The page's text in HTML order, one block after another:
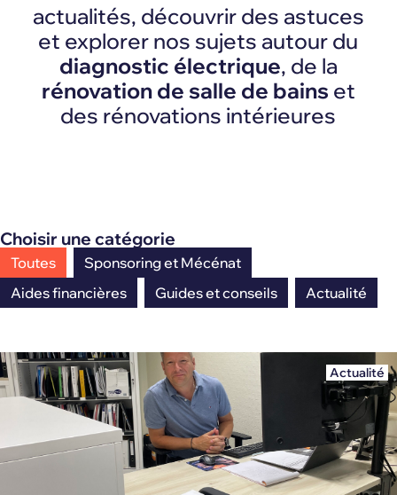
actualités, découvrir des astuces
et explorer nos sujets autour du
diagnostic électrique, de la
rénovation de salle de bains et
des rénovations intérieures
Choisir une catégorie
Toutes
Sponsoring et Mécénat
Aides financières
Guides et conseils Actualité
Actualité